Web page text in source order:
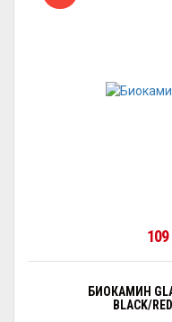
БИОКАМИН
BLACK/